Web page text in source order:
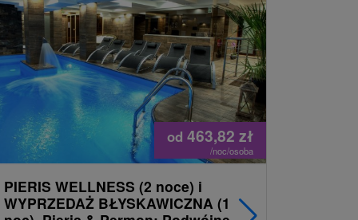
od 463,82 zł
/noc/osoba
PIERIS WELLNESS (2 noce) i
WYPRZEDAŻ BŁYSKAWICZNA (1